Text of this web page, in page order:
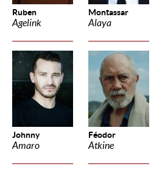
Ruben
Agelink
Montassar
Alaya
Johnny
Amaro
Féodor
Atkine